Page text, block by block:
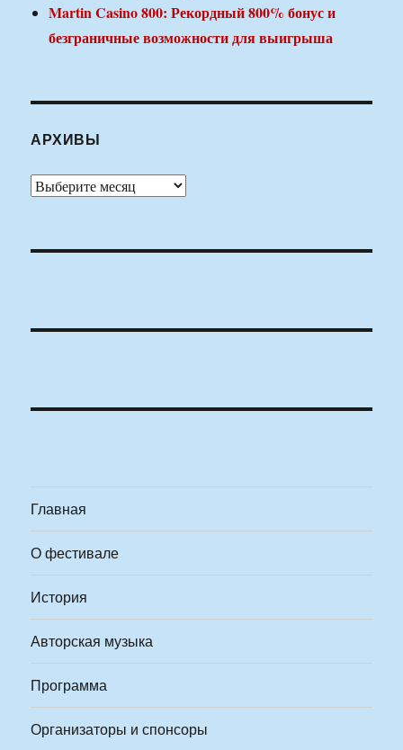
Martin Casino 800: Рекордный 800% бонус и
безграничные возможности для выигрыша
АРХИВЫ
Архивы
Главная
О фестивале
История
Авторская музыка
Программа
Организаторы и спонсоры